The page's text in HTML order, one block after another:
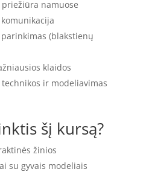
namuose
(blakstienų
klaidos
ir modeliavimas
šį kursą?
žinios
su gyvais modeliais